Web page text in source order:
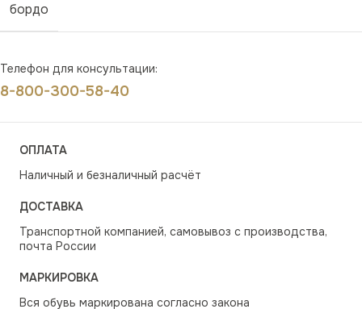
бордо
Телефон для консультации:
8-800-300-58-40
ОПЛАТА
Наличный и безналичный расчёт
ДОСТАВКА
Транспортной компанией, самовывоз с производства,
почта России
МАРКИРОВКА
Вся обувь маркирована согласно закона